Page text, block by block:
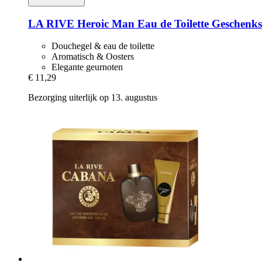
LA RIVE Heroic Man Eau de Toilette
Douchegel & eau de toilette
Aromatisch & Oosters
Elegante geurnoten
€ 11,29
Bezorging uiterlijk op 13. augustus